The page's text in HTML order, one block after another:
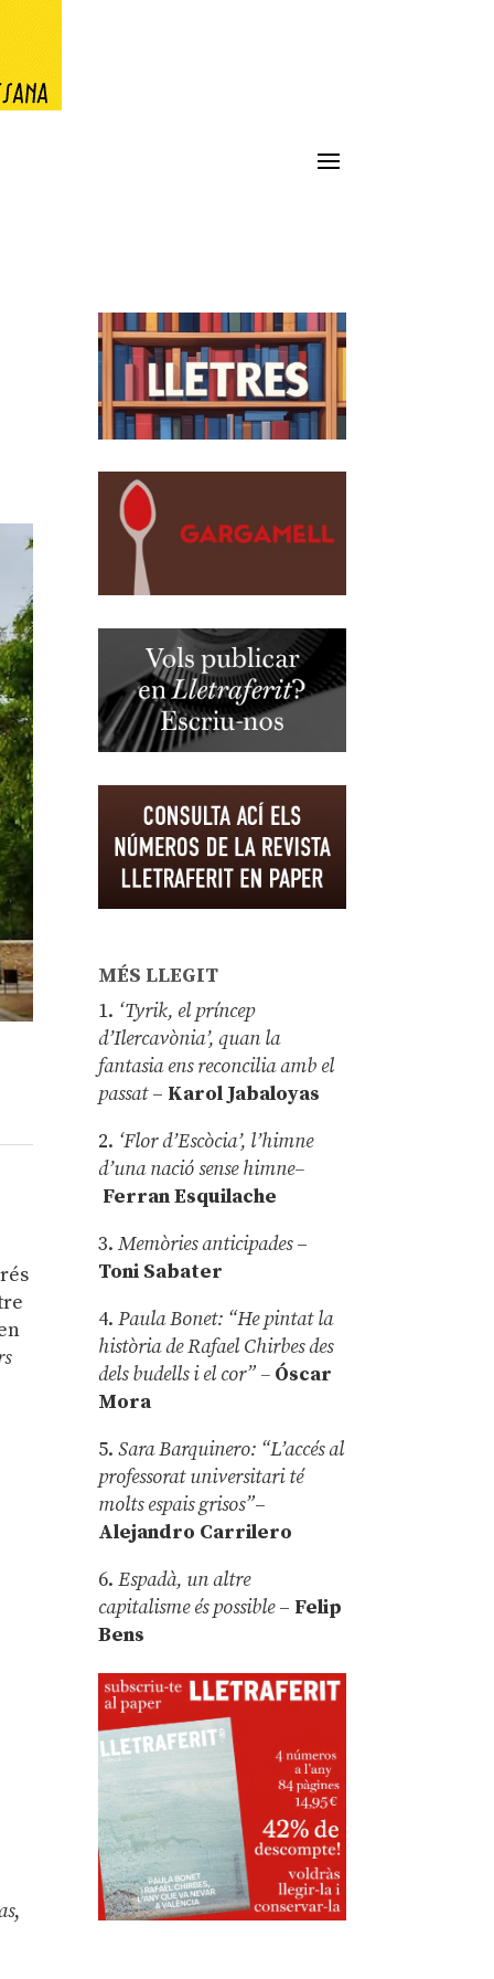
,
MÉS LLEGIT
1. ‘Tyrik, el príncep
d’Ilercavònia’, quan la
fantasia ens reconcilia amb el
passat– Karol Jabaloyas
2. ‘Flor d’Escòcia’, l’himne
d’una nació sense himne–
Ferran Esquilache
3.Memòries anticipades–
Toni Sabater
4.Paula Bonet: “He pintat la
història de Rafael Chirbes des
dels budells i el cor” – Óscar
Mora
5.Sara Barquinero: “L’accés al
professorat universitari té
molts espais grisos”–
Alejandro Carrilero
6.Espadà, un altre
capitalisme és possible – Felip
Bens